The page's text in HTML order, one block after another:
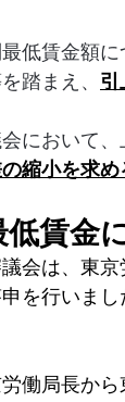
最低賃金額
踏まえ、 引
において
縮小を求
低賃金
会は、東
を行いまし
労働局長か